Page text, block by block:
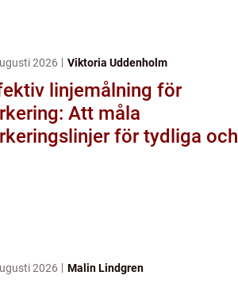
2026 Viktoria Uddenholm
linjemålning för
Att måla
för tydliga och
2026 Malin Lindgren